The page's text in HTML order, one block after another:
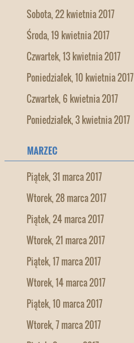
Sobota, 22 kwietnia 2017
Środa, 19 kwietnia 2017
Czwartek, 13 kwietnia 2017
Poniedziałek, 10 kwietnia 2017
Czwartek, 6 kwietnia 2017
Poniedziałek, 3 kwietnia 2017
MARZEC
Piątek, 31 marca 2017
Wtorek, 28 marca 2017
Piątek, 24 marca 2017
Wtorek, 21 marca 2017
Piątek, 17 marca 2017
Wtorek, 14 marca 2017
Piątek, 10 marca 2017
Wtorek, 7 marca 2017